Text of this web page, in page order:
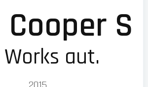
Cooper S
Works aut.